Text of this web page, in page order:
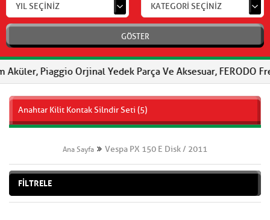
YIL SEÇİNİZ KATEGORİ SEÇİNİZ
GÖSTER
Orjinal Yedek Parça Ve Aksesuar, FERODO Fren
Anahtar Kilit Kontak Silndir Seti (5)
Ana Sayfa Vespa PX 150 E Disk / 2011
FİLTRELE